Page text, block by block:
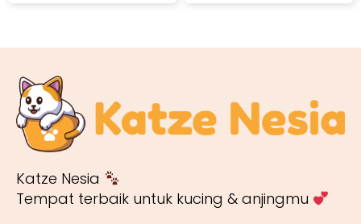
Katze Nesia
Tempat terbaik untuk kucing & anjingmu